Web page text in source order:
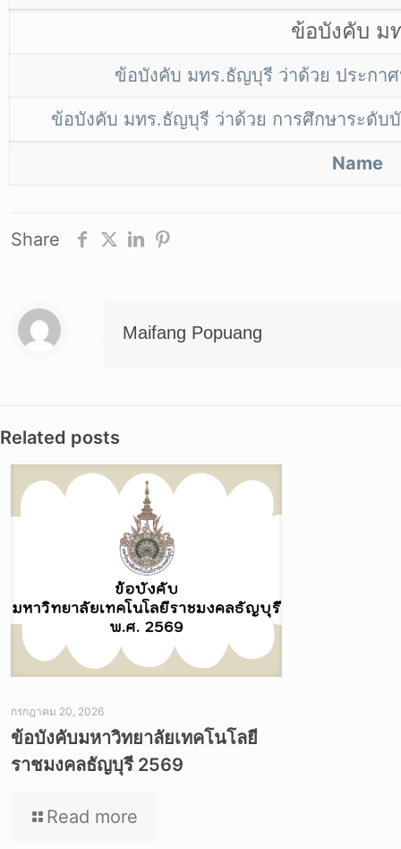
Name
ข้อบังคับ ม
ข้อบังคับ มทร.ธัญบุรี ว่าด้วย ประก
ข้อบังคับ มทร.ธัญบุรี ว่าด้วย การศึกษาระดั
Share
Maifang Popuang
Related posts
กรกฎาคม 20, 2026
ข้อบังคับมหาวิทยาลัยเทคโนโลยี
ราชมงคลธัญบุรี 2569
Read more